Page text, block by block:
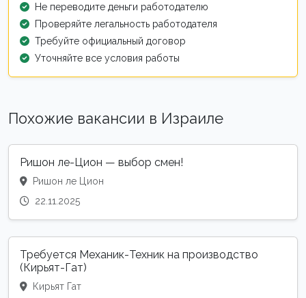
Не переводите деньги работодателю
Проверяйте легальность работодателя
Требуйте официальный договор
Уточняйте все условия работы
Похожие вакансии в Израиле
Ришон ле-Цион — выбор смен!
Ришон ле Цион
22.11.2025
Требуется Механик-Техник на производство
(Кирьят-Гат)
Кирьят Гат